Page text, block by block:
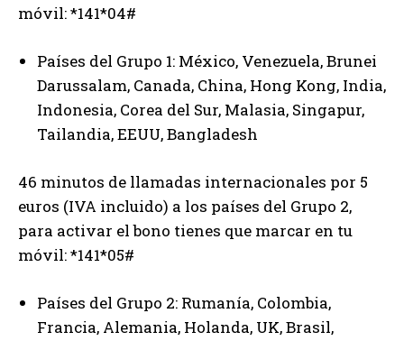
móvil: *141*04#
Países del Grupo 1: México, Venezuela, Brunei
Darussalam, Canada, China, Hong Kong, India,
Indonesia, Corea del Sur, Malasia, Singapur,
Tailandia, EEUU, Bangladesh
46 minutos de llamadas internacionales por 5
euros (IVA incluido) a los países del Grupo 2,
para activar el bono tienes que marcar en tu
móvil: *141*05#
Países del Grupo 2: Rumanía, Colombia,
Francia, Alemania, Holanda, UK, Brasil,